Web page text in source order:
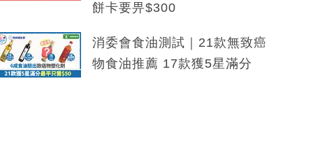
餅卡要畀$300
消委會食油測試｜21款無致癌
物食油推薦 17款獲5星滿分